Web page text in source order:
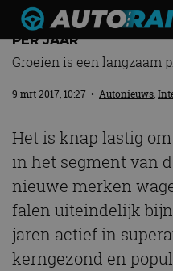
Autonieuws
Automerken
Adverteren
Contact
MotorRAI.nl
NOBLE BOUWT NOG
PER JAAR
Groeien is een langzaam
9 mrt 2017, 10:27 • Autonieuws,
Het is knap lastig
in het segment van
nieuwe merken
falen uiteindelijk
jaren actief in
kerngezond en